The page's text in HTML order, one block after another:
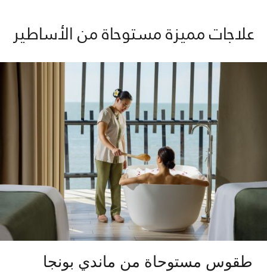
علاجات مميزة مستوحاة من الأساطير
طقوس مستوحاة من ماندي بونجا